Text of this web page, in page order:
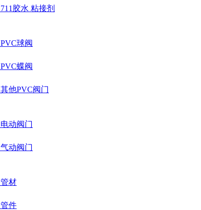
711胶水 粘接剂
PVC球阀
PVC蝶阀
其他PVC阀门
电动阀门
气动阀门
管材
管件